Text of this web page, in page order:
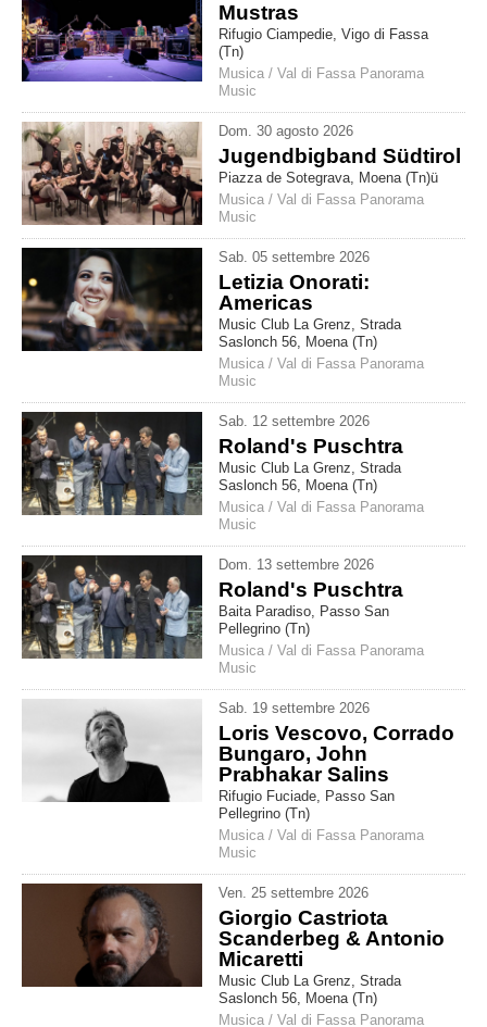
Mustras
Rifugio Ciampedie, Vigo di Fassa
(Tn)
Musica /Val di Fassa Panorama
Music
Dom.30 agosto 2026
Jugendbigband Südtirol
Piazza de Sotegrava, Moena (Tn)ü
Musica /Val di Fassa Panorama
Music
Sab.05 settembre 2026
Letizia Onorati:
Americas
Music Club La Grenz, Strada
Saslonch 56, Moena (Tn)
Musica /Val di Fassa Panorama
Music
Sab. 12 settembre 2026
Roland's Puschtra
Music Club La Grenz, Strada
Saslonch 56, Moena (Tn)
Musica /Val di Fassa Panorama
Music
Dom. 13 settembre 2026
Roland's Puschtra
Baita Paradiso, Passo San
Pellegrino (Tn)
Musica /Val di Fassa Panorama
Music
Sab. 19 settembre 2026
Loris Vescovo, Corrado
Bungaro, John
Prabhakar Salins
Rifugio Fuciade, Passo San
Pellegrino (Tn)
Musica /Val di Fassa Panorama
Music
Ven.25 settembre 2026
Giorgio Castriota
Scanderbeg & Antonio
Micaretti
Music Club La Grenz, Strada
Saslonch 56, Moena (Tn)
Musica /Val di Fassa Panorama